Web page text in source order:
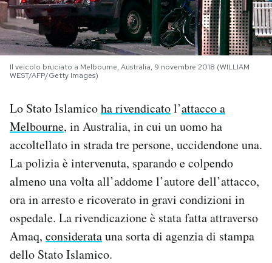
PODCAST
NEWSLETTER
I MIEI PREFERITI
SHOP
CALENDARIO
AREA PERSONALE
Area Personale
Il veicolo bruciato a Melbourne, Australia, 9 novembre 2018 (WILLIAM
WEST/AFP/Getty Images)
Lo Stato Islamicoha rivendicatol’attacco a
Melbourne, in Australia, in cui un uomo ha
accoltellato in strada tre persone, uccidendone una.
La polizia è intervenuta, sparando e colpendo
almeno una volta all’addome l’autore dell’attacco,
ora in arresto e ricoverato in gravi condizioni in
ospedale. La rivendicazione è stata fatta attraverso
Amaq, consideratauna sorta di agenzia di stampa
dello Stato Islamico.